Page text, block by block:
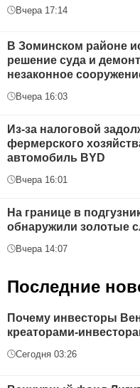
Вчера 17:14
В Зоминском районе
решение суда и
незаконное
Вчера 16:03
Из-за налоговой
фермерского
автомобиль BYD
Вчера 16:01
На границе в
обнаружили золотые
Вчера 14:07
Последние
Почему инвесторы
креаторами-
Сегодня 03:26